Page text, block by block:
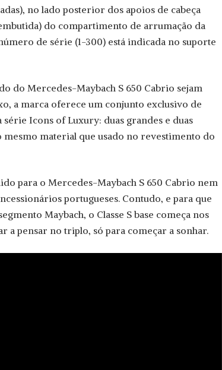
no lado posterior dos apoios de cabeça
do compartimento de arrumação da
de série (1-300) está indicada no suporte
do Mercedes-Maybach S 650 Cabrio sejam
a marca oferece um conjunto exclusivo de
série Icons of Luxury: duas grandes e duas
mesmo material que usado no revestimento do
para o Mercedes-Maybach S 650 Cabrio nem
portugueses. Contudo, e para que
Maybach, o Classe S base começa nos
a pensar no triplo, só para começar a sonhar.